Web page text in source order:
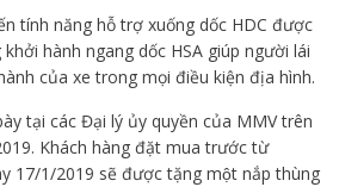
tính năng hỗ trợ xuống dốc HDC được
hành ngang dốc HSA giúp người lái
của xe trong mọi điều kiện địa hình.
tại các Đại lý ủy quyền của MMV trên
Khách hàng đặt mua trước từ
17/1/2019 sẽ được tặng một nắp thùng